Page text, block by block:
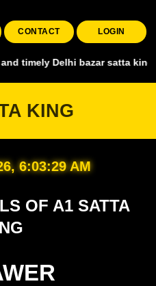
CONTACT LOGIN
bazar satta king,
KING
6:03:30 AM
OF A1 SATTA